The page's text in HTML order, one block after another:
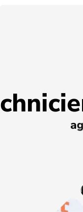
chnicie
ag